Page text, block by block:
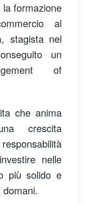
formazione
al
stagista nel
un
of
che anima
crescita
nelle
più solido e